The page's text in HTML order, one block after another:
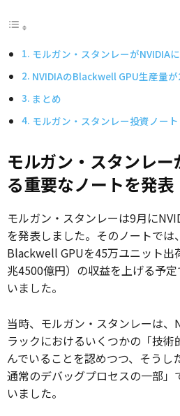
モルガン・スタンレーがNVIDIA
NVIDIAのBlackwell GPU生産量
まとめ
モルガン・スタンレー投資ノート
モルガン・スタンレ
る重要なノートを発表
モルガン・スタンレーは9月に
を発表しました。そのノートで
Blackwell GPUを45万ユニット出
兆4500億円）の収益を上げる予
いました。
当時、モルガン・スタンレーは、
ラックにおけるいくつかの「技
んでいることを認めつつ、そうし
通常のデバッグプロセスの一部」
いました。